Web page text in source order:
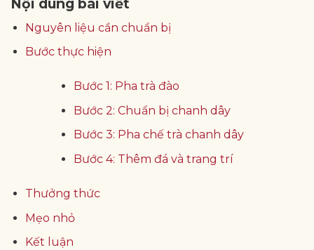
Nội dung bài viết
Nguyên liệu cần chuẩn bị
Bước thực hiện
Bước 1: Pha trà đào
Bước 2: Chuẩn bị chanh dây
Bước 3: Pha chế trà chanh dây
Bước 4: Thêm đá và trang trí
Thưởng thức
Mẹo nhỏ
Kết luận